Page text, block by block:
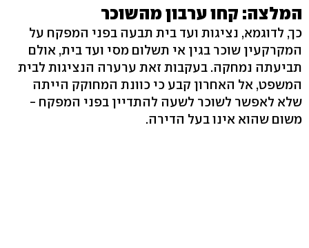
המלצה: קחו ערבון מהשוכר
כך, לדוגמא, נציגות ועד בית תבעה בפני המפקח על
המקרקעין שוכר בגין אי תשלום מסי ועד בית, אולם
תביעתה נמחקה. בעקבות זאת ערערה הנציגות לבית
המשפט, אל האחרון קבע כי כוונת המחוקק הייתה
שלא לאפשר לשוכר לשעה להתדיין בפני המפקח -
משום שהוא אינו בעל הדירה.